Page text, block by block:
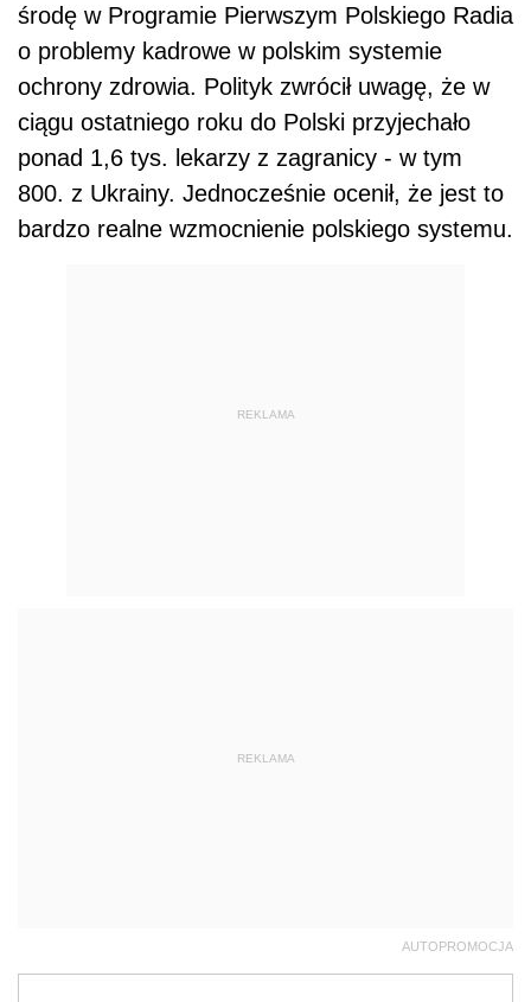
środę w Programie Pierwszym Polskiego Radia
o problemy kadrowe w polskim systemie
ochrony zdrowia. Polityk zwrócił uwagę, że w
ciągu ostatniego roku do Polski przyjechało
ponad 1,6 tys. lekarzy z zagranicy - w tym
800. z Ukrainy. Jednocześnie ocenił, że jest to
bardzo realne wzmocnienie polskiego systemu.
REKLAMA
REKLAMA
AUTOPROMOCJA